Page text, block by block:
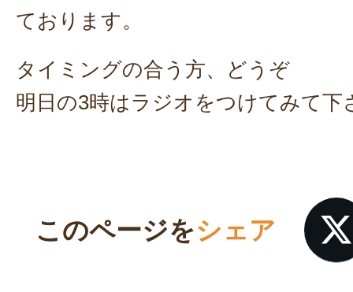
ております。
タイミングの合う方、どうぞ
明日の3時はラジオをつけてみて下
このページをシェア